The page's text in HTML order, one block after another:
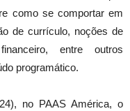
como se comportar em
de currículo, noções de
entre outros
programático.
no PAAS América, o